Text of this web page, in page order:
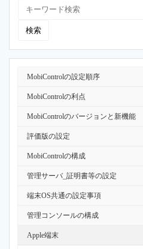
MobiControlの設定順序
MobiControlの利点
MobiControlのバージョンと新機能
評価版の設定
MobiControlの構成
管理サーバ_証明書等の設定
端末OS共通の設定事項
管理コンソールの構成
Apple端末